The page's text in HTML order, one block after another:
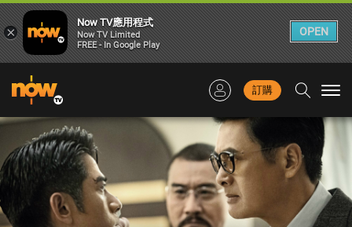
訂購
×
Now TV應用程式
Now TV Limited
FREE - In Google Play
OPEN